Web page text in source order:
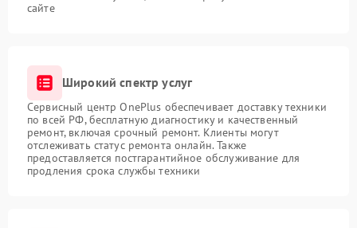
сайте
Широкий спектр услуг
Сервисный центр OnePlus обеспечивает доставку техники
по всей РФ, бесплатную диагностику и качественный
ремонт, включая срочный ремонт. Клиенты могут
отслеживать статус ремонта онлайн. Также
предоставляется постгарантийное обслуживание для
продления срока службы техники